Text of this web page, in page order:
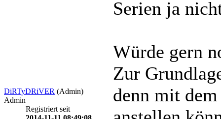
DiRTyDRiVER (Admin)
Admin
Registriert seit
Serien ja
Würde gern
Zur
denn mit